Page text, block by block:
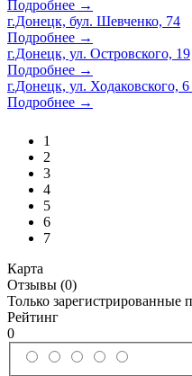
Подробнее →
г.Донецк, бул. Шевченко, 74
Подробнее →
г.Донецк, ул. Островского, 19
Подробнее →
г.Донецк, ул. Ходаковского,
Подробнее →
1
2
3
4
5
6
7
Карта
Отзывы (0)
Только зарегистрированные
Рейтинг
0